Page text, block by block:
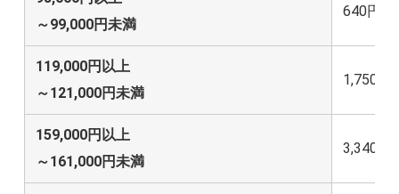
～99,000円未満
640円
119,000円以上
～121,000円未満
1,750円
159,000円以上
～161,000円未満
3,340円